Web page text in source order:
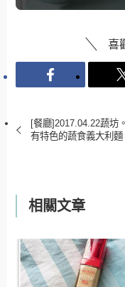
喜
[餐廳]2017.04.22蔬坊
有特色的蔬食義大利麵
相關文章